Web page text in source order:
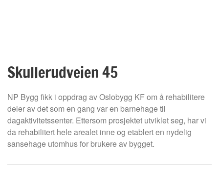
Skullerudveien 45
NP Bygg fikk i oppdrag av Oslobygg KF om å rehabilitere
deler av det som en gang var en barnehage til
dagaktivitetssenter. Ettersom prosjektet utviklet seg, har vi
da rehabilitert hele arealet inne og etablert en nydelig
sansehage utomhus for brukere av bygget.